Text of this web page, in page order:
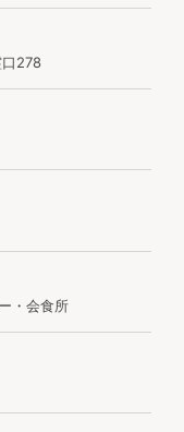
口278
・会食所